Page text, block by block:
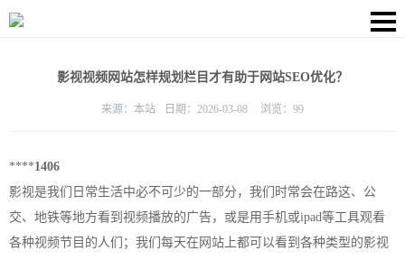
影视视频网站怎样规划栏目才有助于网站SEO优化？
来源： 本站 日期： 2026-03-08 浏览： 99
****1406
影视是我们日常生活中必不可少的一部分，我们时常会在路这、公
交、地铁等地方看到视频播放的广告，或是用手机或ipad等工具观看
各种视频节目的人们；我们每天在网站上都可以看到各种类型的影视